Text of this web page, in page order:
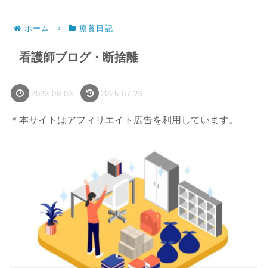
ホーム 療養日記
看護師ブログ・断捨離
2023.09.03 2025.07.26
＊本サイトはアフィリエイト広告を利用しています。